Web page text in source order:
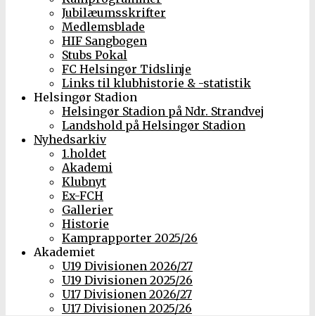
Jubilæumsskrifter
Medlemsblade
HIF Sangbogen
Stubs Pokal
FC Helsingør Tidslinje
Links til klubhistorie & -statistik
Helsingør Stadion
Helsingør Stadion på Ndr. Strandvej
Landshold på Helsingør Stadion
Nyhedsarkiv
1.holdet
Akademi
Klubnyt
Ex-FCH
Gallerier
Historie
Kamprapporter 2025/26
Akademiet
U19 Divisionen 2026/27
U19 Divisionen 2025/26
U17 Divisionen 2026/27
U17 Divisionen 2025/26